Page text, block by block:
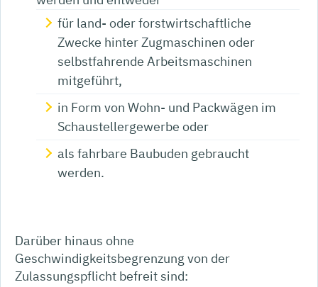
für land- oder forstwirtschaftliche
Zwecke hinter Zugmaschinen oder
selbstfahrende Arbeitsmaschinen
mitgeführt,
in Form von Wohn- und Packwägen im
Schaustellergewerbe oder
als fahrbare Baubuden gebraucht
werden.
Darüber hinaus ohne
Geschwindigkeitsbegrenzung von der
Zulassungspflicht befreit sind: